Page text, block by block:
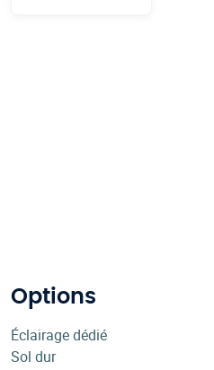
Options
Éclairage dédié
Sol dur